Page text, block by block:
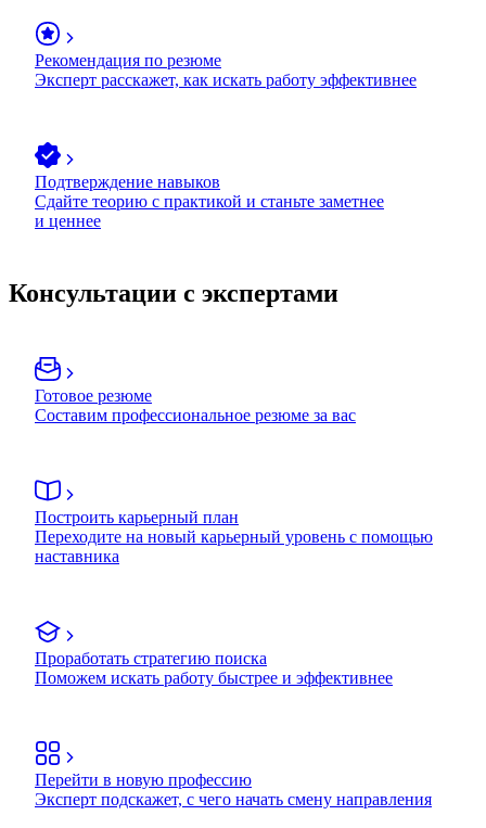
Рекомендация по резюме
Эксперт расскажет, как искать работу эффективнее
Подтверждение навыков
Сдайте теорию с практикой и станьте заметнее
и ценнее
Консультации с экспертами
Готовое резюме
Составим профессиональное резюме за вас
Построить карьерный план
Переходите на новый карьерный уровень с помощью
наставника
Проработать стратегию поиска
Поможем искать работу быстрее и эффективнее
Перейти в новую профессию
Эксперт подскажет, с чего начать смену направления